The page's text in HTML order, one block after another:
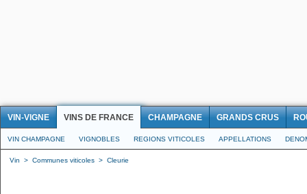
VIN-VIGNE VINS DE FRANCE CHAMPAGNE GRANDS CRUS
VIN CHAMPAGNE VIGNOBLES REGIONS VITICOLES APPELLATIONS
Vin > Communes viticoles > Cleurie